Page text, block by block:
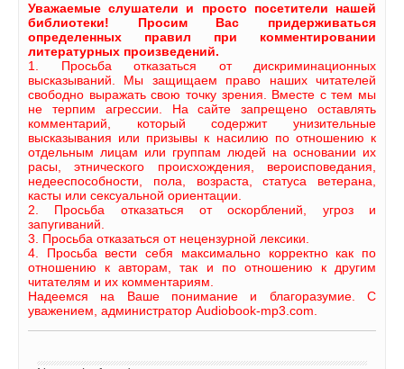
Уважаемые слушатели и просто посетители нашей
библиотеки! Просим Вас придерживаться
определенных правил при комментировании
литературных произведений.
1. Просьба отказаться от дискриминационных
высказываний. Мы защищаем право наших читателей
свободно выражать свою точку зрения. Вместе с тем мы
не терпим агрессии. На сайте запрещено оставлять
комментарий, который содержит унизительные
высказывания или призывы к насилию по отношению к
отдельным лицам или группам людей на основании их
расы, этнического происхождения, вероисповедания,
недееспособности, пола, возраста, статуса ветерана,
касты или сексуальной ориентации.
2. Просьба отказаться от оскорблений, угроз и
запугиваний.
3. Просьба отказаться от нецензурной лексики.
4. Просьба вести себя максимально корректно как по
отношению к авторам, так и по отношению к другим
читателям и их комментариям.
Надеемся на Ваше понимание и благоразумие. С
уважением, администратор Audiobook-mp3.com.